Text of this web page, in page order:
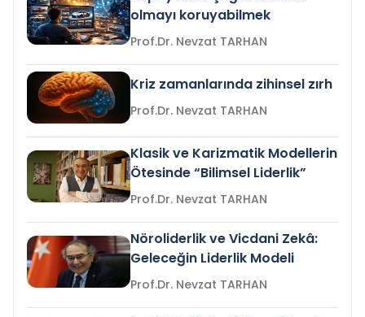
olmayı koruyabilmek
Prof.Dr. Nevzat TARHAN
Kriz zamanlarında zihinsel zırh
Prof.Dr. Nevzat TARHAN
Klasik ve Karizmatik Modellerin
Ötesinde “Bilimsel Liderlik”
Prof.Dr. Nevzat TARHAN
Nöroliderlik ve Vicdani Zekâ:
Geleceğin Liderlik Modeli
Prof.Dr. Nevzat TARHAN